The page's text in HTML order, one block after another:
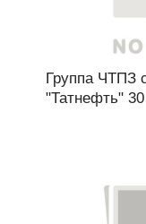
Группа ЧТПЗ
"Татнефть"